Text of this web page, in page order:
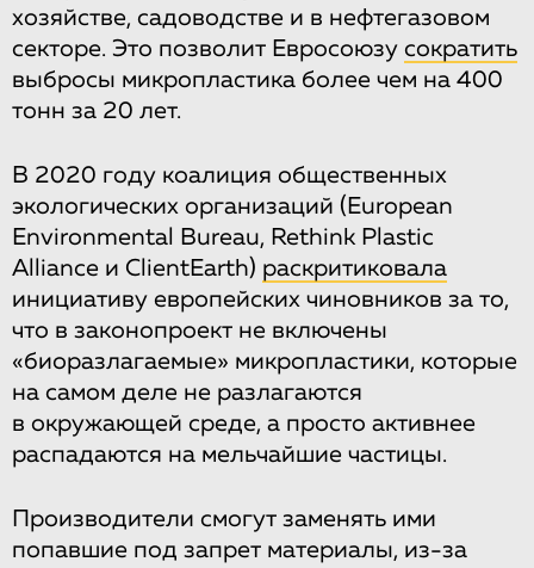
хозяйстве, садоводстве и в нефтегазовом
секторе. Это позволит Евросоюзу сократить
выбросы микропластика более чем на 400
тонн за 20 лет.
В 2020 году коалиция общественных
экологических организаций (European
Environmental Bureau, Rethink Plastic
Alliance и ClientEarth) раскритиковала
инициативу европейских чиновников за то,
что в законопроект не включены
«биоразлагаемые» микропластики, которые
на самом деле не разлагаются
в окружающей среде, а просто активнее
распадаются на мельчайшие частицы.
Производители смогут заменять ими
попавшие под запрет материалы, из-за